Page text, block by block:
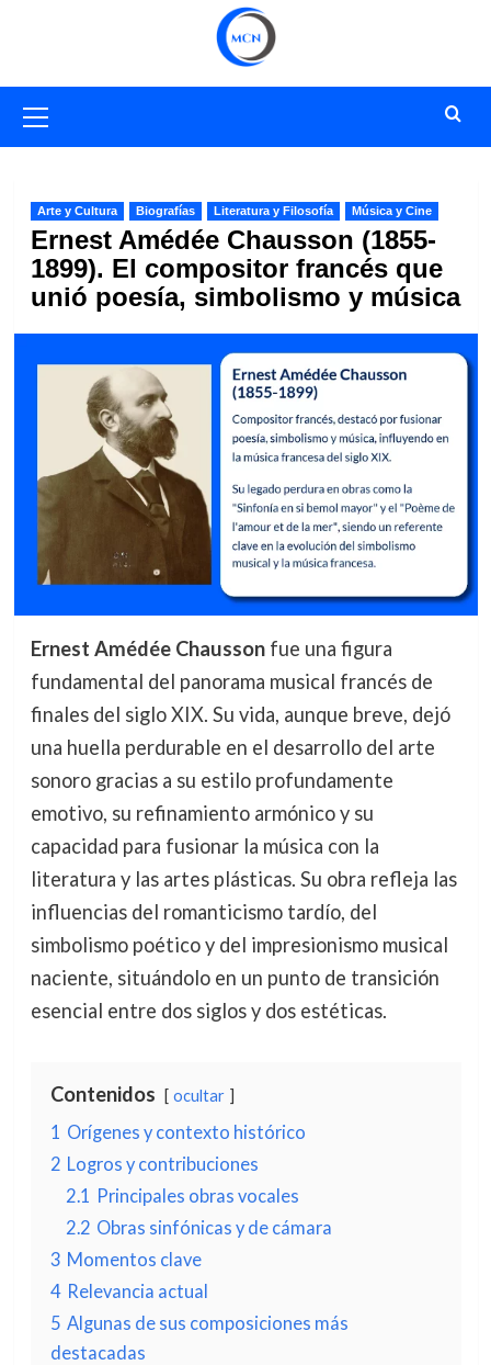
primario
Arte y Cultura Biografías Literatura y Filosofía Música y Cine
Ernest Amédée Chausson (1855-
1899). El compositor francés que
unió poesía, simbolismo y música
Ernest Amédée Chaussonfue una figura
fundamental del panorama musical francés de
finales del siglo XIX. Su vida, aunque breve, dejó
una huella perdurable en el desarrollo del arte
sonoro gracias a su estilo profundamente
emotivo, su refinamiento armónico y su
capacidad para fusionar la música con la
literatura y las artes plásticas. Su obra refleja las
influencias del romanticismo tardío, del
simbolismo poético y del impresionismo musical
naciente, situándolo en un punto de transición
esencial entre dos siglos y dos estéticas.
Contenidos ocultar
1 Orígenes y contexto histórico
2 Logros y contribuciones
2.1 Principales obras vocales
2.2 Obras sinfónicas y de cámara
3 Momentos clave
4 Relevancia actual
5 Algunas de sus composiciones más
destacadas